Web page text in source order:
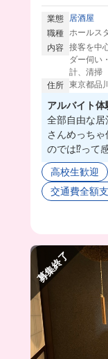
業態
居酒屋
職種 ホールス
内容 接客を中
ダー伺い
計、清
住所 東京都品
アルバイト体
全部自由な
さんめっち
のでは⁉️って
ちゃ楽しいや
ね！
モバイルオ
駅近だし、
高校生歓迎
交通費全額
募集終了